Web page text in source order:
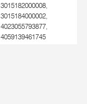
3015182000008,
3015184000002,
4023055793877,
4059139461745